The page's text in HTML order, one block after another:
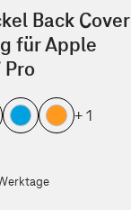
Back Cover
für Apple
Pro
+ 1